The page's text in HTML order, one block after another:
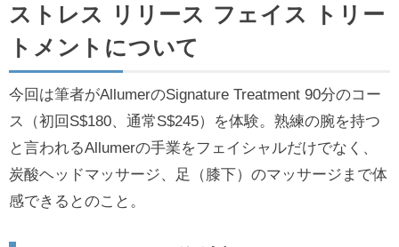
ストレス リリース フェイス トリー
トメントについて
今回は筆者がAllumerのSignature Treatment 90分のコー
ス（初回S$180、通常S$245）を体験。熟練の腕を持つ
と言われるAllumerの手業をフェイシャルだけでなく、
炭酸ヘッドマッサージ、足（膝下）のマッサージまで体
感できるとのこと。